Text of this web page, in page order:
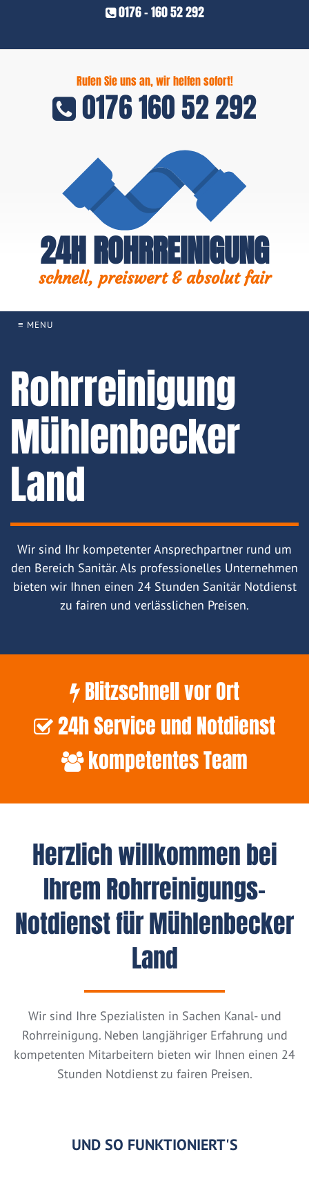
0176 - 160 52 292
Rufen Sie uns an, wir helfen sofort!
0176 160 52 292
24H ROHRREINIGUNG
schnell, preiswert & absolut fair
≡ MENU
Rohrreinigung
Mühlenbecker
Land
Wir sind Ihr kompetenter Ansprechpartner rund um
den Bereich Sanitär. Als professionelles Unternehmen
bieten wir Ihnen einen 24 Stunden Sanitär Notdienst
zu fairen und verlässlichen Preisen.
Blitzschnell vor Ort
24h Service und Notdienst
kompetentes Team
Herzlich willkommen bei
Ihrem Rohrreinigungs-
Notdienst für Mühlenbecker
Land
Wir sind Ihre Spezialisten in Sachen Kanal- und
Rohrreinigung. Neben langjähriger Erfahrung und
kompetenten Mitarbeitern bieten wir Ihnen einen 24
Stunden Notdienst zu fairen Preisen.
UND SO FUNKTIONIERT'S